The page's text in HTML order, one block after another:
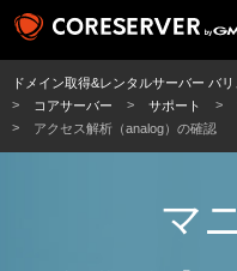
ドメイン取得&レンタルサーバー バ
コアサーバー
サポート
アクセス解析（analog）の確認
マ